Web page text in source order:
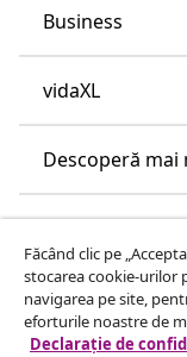
Business
vidaXL
Descoperă mai
Făcând clic pe
stocarea cookie-urilor
navigarea pe site,
eforturile noastre de
Declarație de